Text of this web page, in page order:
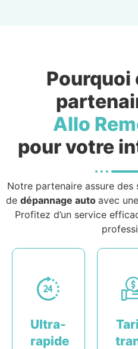
Pourquoi
Allo
pour votre
Notre partenaire assure des
de dépannage auto avec
Profitez d’un service
Ultra-
rapide